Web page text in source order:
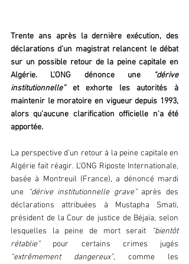
Trente ans après la dernière exécution, des
déclarations d’un magistrat relancent le débat
sur un possible retour de la peine capitale en
Algérie. L’ONG dénonce une
“dérive
institutionnelle” et exhorte les autorités à
maintenir le moratoire en vigueur depuis 1993,
alors qu'aucune clarification officielle n'a été
apportée.
La perspective d’un retour à la peine capitale en
Algérie fait réagir. L’ONG Riposte Internationale,
basée à Montreuil (France), a dénoncé mardi
une
“dérive institutionnelle grave” après des
déclarations attribuées à Mustapha Smati,
président de la Cour de justice de Béjaïa, selon
lesquelles la peine de mort serait
“bientôt
rétablie”
“extrêmement dangereux”, comme les